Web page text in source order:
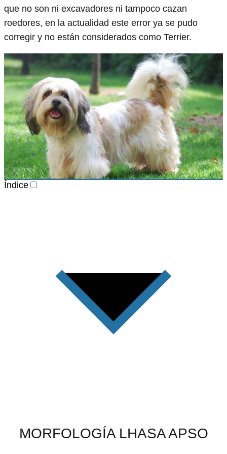
que no son ni excavadores ni tampoco cazan
roedores, en la actualidad este error ya se pudo
corregir y no están considerados como Terrier.
Índice
MORFOLOGÍA LHASA APSO